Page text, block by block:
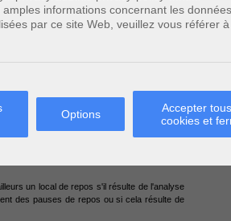
informations concernant les données
par ce site Web, veuillez vous référer
Options
Accepter
cookies et
la convention collective de travail ou par un
lieu d’appliquer l’article 38quater de la loi du
Lorsque le temps de travail dépasse six
tard au moment où la durée des prestations
de base générales auxquelles les lieux de
locaux complètement séparés du lieu de
bureau y prennent leur repas, pour autant
travail et le comité aient donné un accord
un local de repos s'il résulte de l'analyse
des pauses de repos ou si cela résulte de